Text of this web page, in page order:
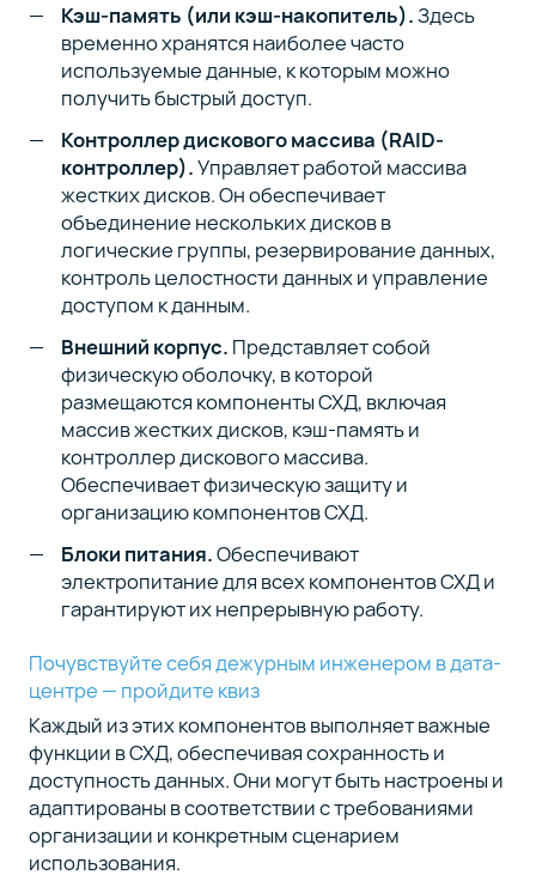
Кэш-память (или кэш-накопитель).Здесь
временно хранятся наиболее часто
используемые данные, к которым можно
получить быстрый доступ.
Контроллер дискового массива (RAID-
контроллер).Управляет работой массива
жестких дисков. Он обеспечивает
объединение нескольких дисков в
логические группы, резервирование данных,
контроль целостности данных и управление
доступом к данным.
Внешний корпус. Представляет собой
физическую оболочку, в которой
размещаются компоненты СХД, включая
массив жестких дисков, кэш-память и
контроллер дискового массива.
Обеспечивает физическую защиту и
организацию компонентов СХД.
Блоки питания.Обеспечивают
электропитание для всех компонентов СХД и
гарантируют их непрерывную работу.
Каждый из этих компонентов выполняет важные
функции в СХД, обеспечивая сохранность и
доступность данных. Они могут быть настроены и
адаптированы в соответствии с требованиями
организации и конкретным сценарием
использования.
Почувствуйте себя дежурным инженером в дата-
центре — пройдите квиз